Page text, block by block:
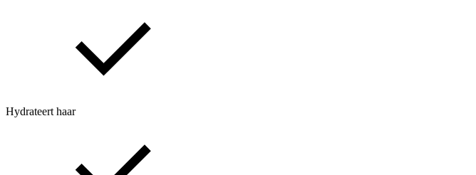
Hydrateert haar